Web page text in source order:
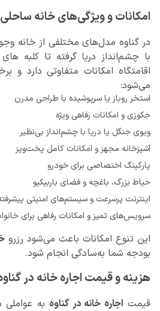
امکانات و ویژگی‌های خانه‌
در گناوه مدل‌های مختلفی از خانه
با چشم‌انداز دریا گرفته تا کلبه
اقامتگاه امکانات متفاوتی دارد و
می‌شود:
استخر روباز یا سرپوشیده با طراحی مدرن
جکوزی و امکانات رفاهی ویژه
ویوی جنگل یا دریا با چشم‌انداز بی‌نظیر
آشپزخانه مجهز و امکانات کامل پخت‌وپز
پارکینگ اختصاصی برای خودرو
حیاط بزرگ، باغچه و فضای باربیکیو
اینترنت پرسرعت و سیستم‌های امنیتی
سرویس‌های تمیز و امکانات رفاهی برای
این تنوع امکانات باعث می‌شود رزرو
بودجه شما به‌سادگی انجام شود.
هزینه و قیمت اجاره خانه در
قیمت اجاره خانه در گناوه به